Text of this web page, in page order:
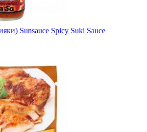
Sunsauce Spicy Suki Sauce